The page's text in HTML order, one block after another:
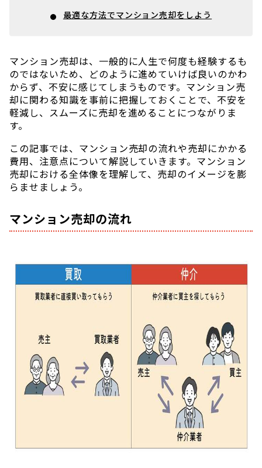
最適な方法でマンション売却をしよう
マンション売却は、一般的に人生で何度も経験するも
のではないため、どのように進めていけば良いのかわ
からず、不安に感じてしまうものです。マンション売
却に関わる知識を事前に把握しておくことで、不安を
軽減し、スムーズに売却を進めることにつながりま
す。
この記事では、マンション売却の流れや売却にかかる
費用、注意点について解説していきます。マンション
売却における全体像を理解して、売却のイメージを膨
らませましょう。
マンション売却の流れ